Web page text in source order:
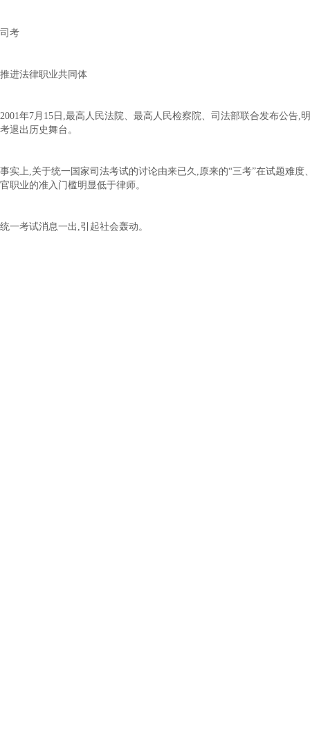
司考
推进法律职业共同体
2001年7月15日,最高人民法院、最高人民检察院、司法部联合发布公告
考退出历史舞台。
事实上,关于统一国家司法考试的讨论由来已久,原来的“三考”在试题难
官职业的准入门槛明显低于律师。
统一考试消息一出,引起社会轰动。